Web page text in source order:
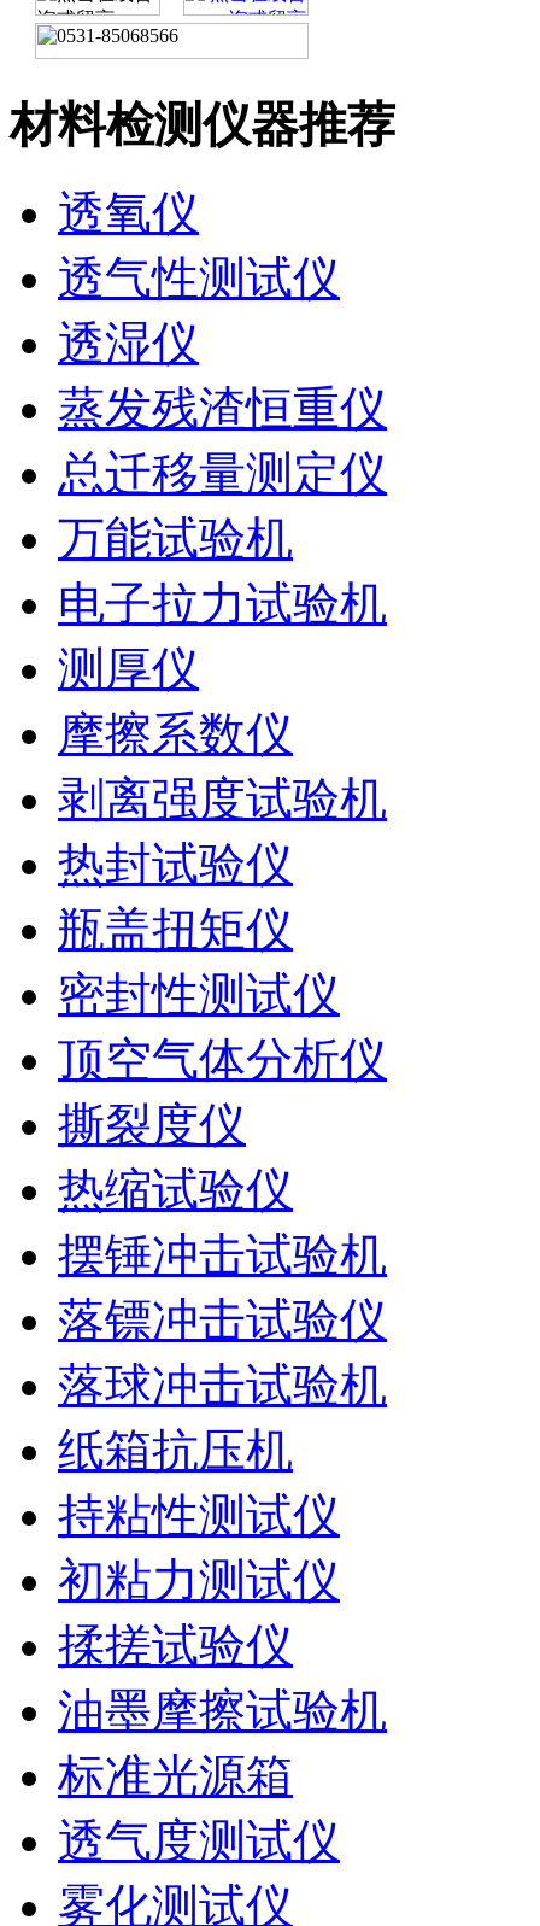
材料检测仪器推荐
透氧仪
透气性测试仪
透湿仪
蒸发残渣恒重仪
总迁移量测定仪
万能试验机
电子拉力试验机
测厚仪
摩擦系数仪
剥离强度试验机
热封试验仪
瓶盖扭矩仪
密封性测试仪
顶空气体分析仪
撕裂度仪
热缩试验仪
摆锤冲击试验机
落镖冲击试验仪
落球冲击试验机
纸箱抗压机
持粘性测试仪
初粘力测试仪
揉搓试验仪
油墨摩擦试验机
标准光源箱
透气度测试仪
雾化测试仪